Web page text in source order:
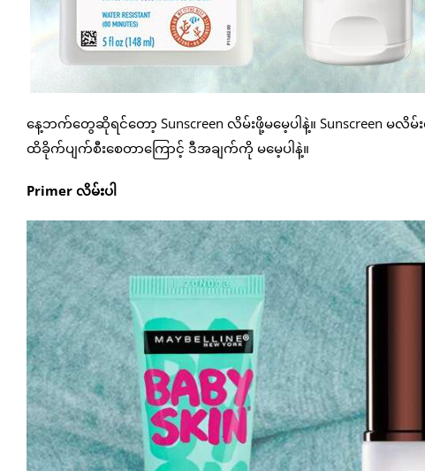
နေ့ဘက်တွေဆိုရင်တော့ Sunscreen လိမ်းဖို့မမေ့ပါနဲ့။ Sunscreen မ
ထိခိုက်ပျက်စီးစေတာကြောင့် ဒီအချက်ကို မမေ့ပါနဲ့။
Primer လိမ်းပါ